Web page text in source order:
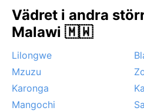
Vädret i andra
Malawi 🇲🇼
Lilongwe
Mzuzu
Karonga
Mangochi